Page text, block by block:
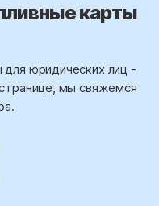
карты
юридических лиц -
мы свяжемся